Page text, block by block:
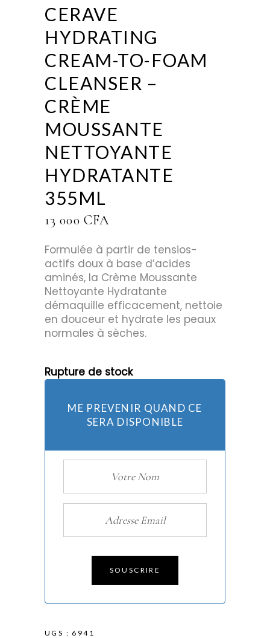
CERAVE
HYDRATING
CREAM-TO-FOAM
CLEANSER –
CRÈME
MOUSSANTE
NETTOYANTE
HYDRATANTE
355ML
13 000 CFA
Formulée à partir de tensios-
actifs doux à base d’acides
aminés, la Crème Moussante
Nettoyante Hydratante
démaquille efficacement, nettoie
en douceur et hydrate les peaux
normales à sèches.
Rupture de stock
ME PREVENIR QUAND CE
SERA DISPONIBLE
SOUSCRIRE
UGS : 6941